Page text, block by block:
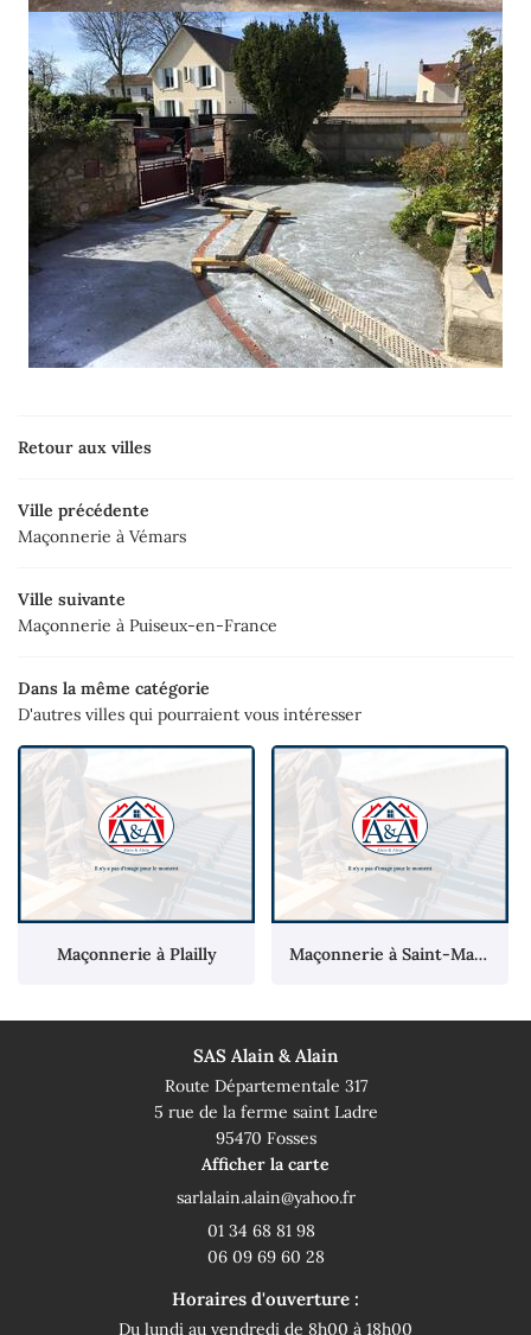
Retour aux villes
Ville précédente
Maçonnerie à Vémars
Ville suivante
Maçonnerie à Puiseux-en-France
Dans la même catégorie
D'autres villes qui pourraient vous intéresser
Maçonnerie à Plailly Maçonnerie à Saint-Maximin
SAS Alain & Alain
Route Départementale 317
5 rue de la ferme saint Ladre
95470 Fosses
Afficher la carte
01 34 68 81 98
06 09 69 60 28
Horaires d'ouverture :
Du lundi au vendredi de 8h00 à 18h00